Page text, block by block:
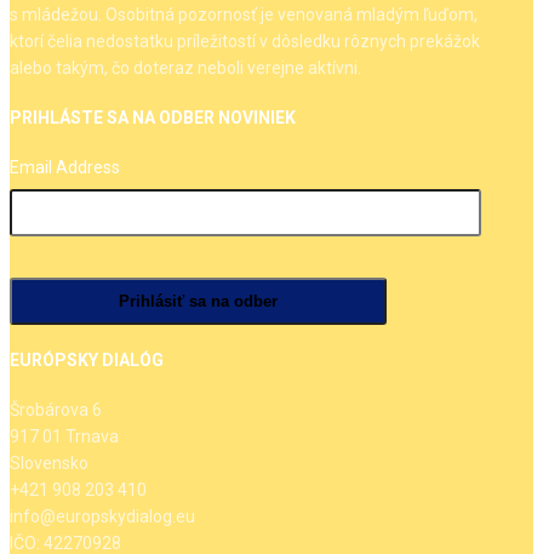
s mládežou. Osobitná pozornosť je venovaná mladým ľuďom,
ktorí čelia nedostatku príležitostí v dôsledku rôznych prekážok
alebo takým, čo doteraz neboli verejne aktívni.
PRIHLÁSTE SA NA ODBER NOVINIEK
Email Address
EURÓPSKY DIALÓG
Šrobárova 6
917 01 Trnava
Slovensko
+421 908 203 410
info@europskydialog.eu
IČO: 42270928